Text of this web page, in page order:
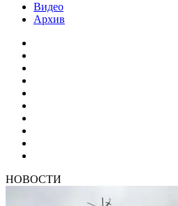
Видео
Архив
НОВОСТИ